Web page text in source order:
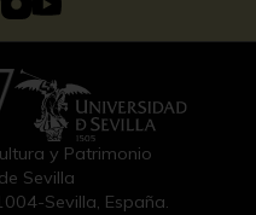
y Patrimonio
Sevilla
Sevilla, España.